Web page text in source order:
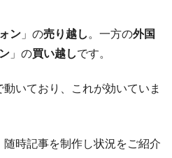
国の公務員個人をターゲット
ーパン問題は合衆国企業に対
政策室長･金容範、株価暴落に
益は前年同期比13.4倍に。
ン 」の売り越し 。一方の外国
」の買い越しです。
いており、これが効いていま
随時記事を制作し状況をご紹介